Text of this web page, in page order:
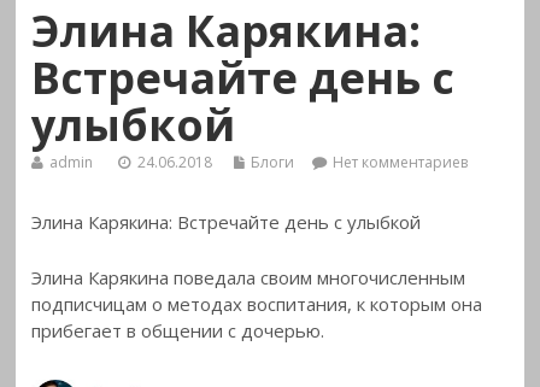
Элина Карякина:
Встречайте день с
улыбкой
admin 24.06.2018 Блоги Нет комментариев
Элина Карякина: Встречайте день с улыбкой
Элина Карякина поведала своим многочисленным
подписчицам о методах воспитания, к которым она
прибегает в общении с дочерью.